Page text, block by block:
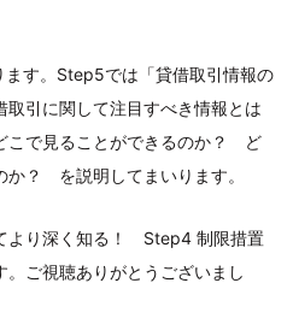
す。Step5では「貸借取引情報の
引に関して注目すべき情報とは
で見ることができるのか？ ど
か？ を説明してまいります。
より深く知る！ Step4 制限措置
ご視聴ありがとうございまし